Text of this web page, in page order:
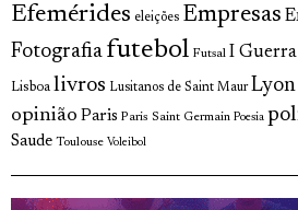
Efemérides eleições Empresas
Fotografia futebol Futsal I
Lisboa livros Lusitanos de Saint Maur Lyon
opinião Paris Paris Saint Germain Poesia
Saude Toulouse Voleibol